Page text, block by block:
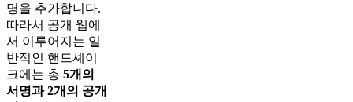
명을 추가합니다.
따라서 공개 웹에
서 이루어지는 일
반적인 핸드셰이
크에는 총 5개의
서명과 2개의 공개